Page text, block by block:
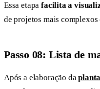
Essa etapa facilita a
de projetos mais
Passo 08: Lista de
Após a elaboração da